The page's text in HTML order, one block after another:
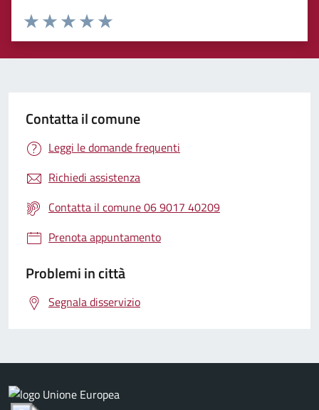
Valuta 5 stelle su 5
Valuta 4 stelle su 5
Valuta 3 stelle su 5
Valuta 2 stelle su 5
Valuta 1 stelle su 5
Contatta il comune
Leggi le domande frequenti
Richiedi assistenza
Contatta il comune 06 9017 40209
Prenota appuntamento
Problemi in città
Segnala disservizio